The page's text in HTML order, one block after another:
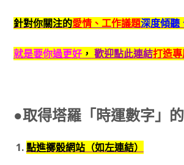
針對你關注的愛情、工作議題深度傾聽
就是要你過更好， 歡迎點此連結打造
●取得塔羅「時運數字」
1.點進擲骰網站（如左連結）